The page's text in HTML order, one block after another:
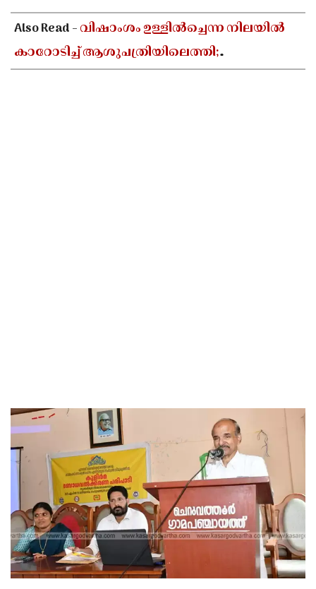
Also Read -വിഷാംശം ഉള്ളിൽച്ചെന്ന നിലയിൽ
കാറോടിച്ച് ആശുപത്രിയിലെത്തി;